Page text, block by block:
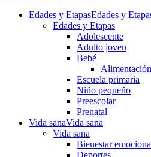
Edades y EtapasEdades y
Edades y Etapas
Adolescente
Adulto joven
Bebé
Escuela primaria
Niño pequeño
Preescolar
Prenatal
Vida sanaVida sana
Vida sana
Bienestar
Deportes